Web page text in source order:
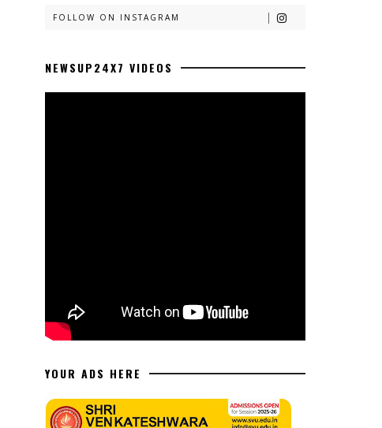
FOLLOW ON INSTAGRAM
NEWSUP24X7 VIDEOS
YOUR ADS HERE